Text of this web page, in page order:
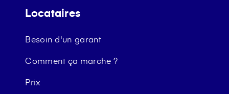
Locataires
Besoin d'un garant
Comment ça marche ?
Prix